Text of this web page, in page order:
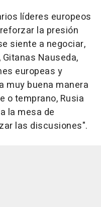
líderes europeos
la presión
siente a negociar,
Nauseda,
europeas y
muy buena manera
o temprano, Rusia
la mesa de
las discusiones".